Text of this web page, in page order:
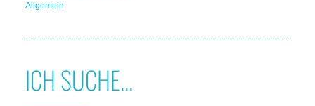
Allgemein
ICH SUCHE...